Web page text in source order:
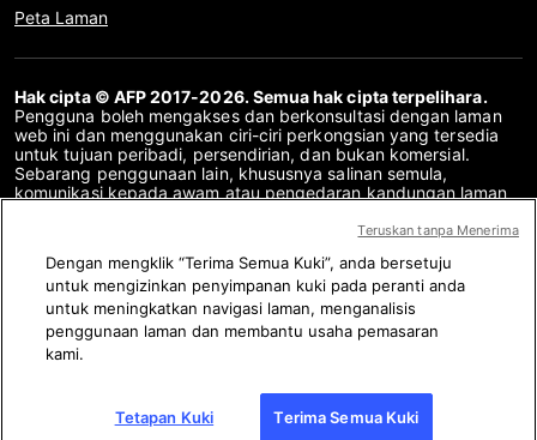
Peta Laman
Hak cipta © AFP 2017-2026. Semua hak cipta terpelihara.
Pengguna boleh mengakses dan berkonsultasi dengan laman
web ini dan menggunakan ciri-ciri perkongsian yang tersedia
untuk tujuan peribadi, persendirian, dan bukan komersial.
Sebarang penggunaan lain, khususnya salinan semula,
komunikasi kepada awam atau pengedaran kandungan laman
sebarang tujuan lain dan/atau dengan cara lain, tanpa
adalah dilarang sama sekali. Perkara yang digambarkan atau
disertakan melalui pautan dalam kandungan Semakan Fakta
disediakan sebanyak yang diperlukan untuk pemahaman yang
betul mengenai pengesahan maklumat yang berkenaan. AFP
belum memperoleh sebarang hak dari para pengarang atau
pemilik hak cipta kandungan pihak ketiga ini dan tidak akan
Dengan mengklik “Terima Semua Kuki”, anda bersetuju
untuk mengizinkan penyimpanan kuki pada peranti anda
untuk meningkatkan navigasi laman, menganalisis
penggunaan laman dan membantu usaha pemasaran
kami.
Tetapan Kuki Terima Semua Kuki
Teruskan tanpa Menerima